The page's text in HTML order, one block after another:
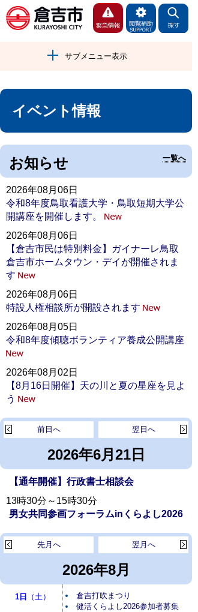
サブメニュー表示
イベント情報
お知らせ 一覧へ
2026年08月06日
令和8年度鳥取看護大学・鳥取短期大学公
開講座を開催します。
2026年08月06日
【倉吉市民は特別料金】ガイナーレ鳥取
倉吉市ホームタウン・デイが開催されま
す
2026年08月06日
特設人権相談所が開設されます
2026年08月05日
令和8年度傾聴ボランティア養成公開講座
2026年08月02日
【8月16日開催】天の川と夏の星座を見よ
う
2026年6月21日
翌日へ
前日へ
【通年開催】行政書士相談会
13時30分～15時30分
男女共同参画フォーラムinくらよし2026
2026年8月
翌月へ
先月へ
1日 （土）
倉吉打吹まつり
健活くらよし2026参加者募集